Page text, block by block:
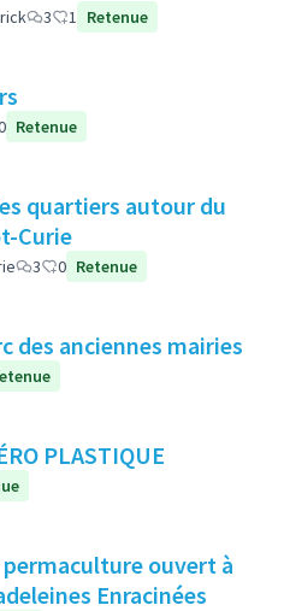
3 1 Retenue
Retenue
quartiers autour du
Curie
3 0 Retenue
des anciennes mairies
PLASTIQUE
ouvert à
Enracinées